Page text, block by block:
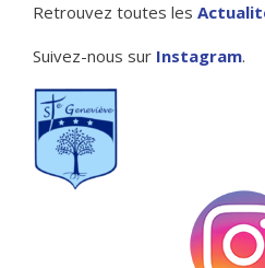
Retrouvez toutes les
Suivez-nous sur Instagram.